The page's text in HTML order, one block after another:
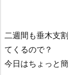
二週間も垂木支
てくるので？
今日はちょっと